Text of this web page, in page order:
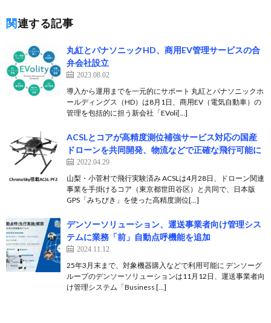
関連する記事
丸紅とパナソニックHD、商用EV管理サービスの合
弁会社設立
2023.08.02
導入から運用までを一元的にサポート 丸紅とパナソニックホ
ールディングス（HD）は8月1日、商用EV（電気自動車）の
管理を包括的に担う新会社「EVoli[…]
ACSLとコアが高精度測位補強サービス対応の国産
ドローンを共同開発、物流などで正確な飛行可能に
2022.04.29
山梨・小菅村で飛行実験済み ACSLは4月28日、ドローン関連
事業を手掛けるコア（東京都世田谷区）と共同で、日本版
GPS「みちびき」を使った高精度測位[…]
デンソーソリューション、運送事業者向け管理シス
テムに業務「前」自動点呼機能を追加
2024.11.12
25年3月末まで、対象機器購入などで利用可能に デンソーグ
ループのデンソーソリューションは11月12日、運送事業者向
け管理システム「Business […]